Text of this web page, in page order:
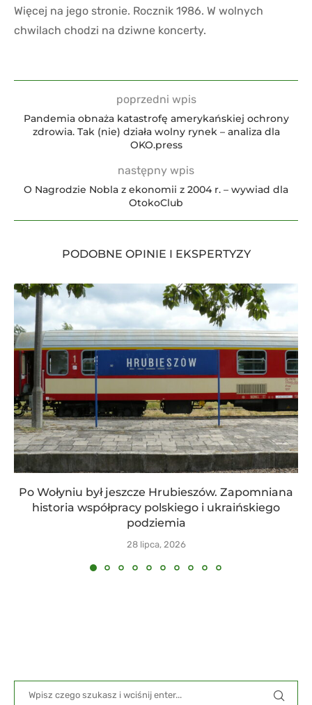
Więcej na jego stronie. Rocznik 1986. W wolnych
chwilach chodzi na dziwne koncerty.
poprzedni wpis
Pandemia obnaża katastrofę amerykańskiej ochrony
zdrowia. Tak (nie) działa wolny rynek – analiza dla
OKO.press
następny wpis
O Nagrodzie Nobla z ekonomii z 2004 r. – wywiad dla
OtokoClub
PODOBNE OPINIE I EKSPERTYZY
Po Wołyniu był jeszcze Hrubieszów. Zapomniana
historia współpracy polskiego i ukraińskiego
podziemia
28 lipca, 2026